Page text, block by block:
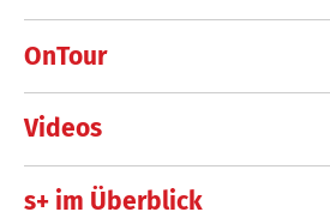
OnTour
Videos
s+ im Überblick